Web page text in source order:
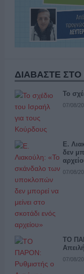
ΔΙΑΒΑΣΤΕ ΣΤΟ
Το
07/08/
Ε.
δεν
07/08/
ΤΟ
07/08/